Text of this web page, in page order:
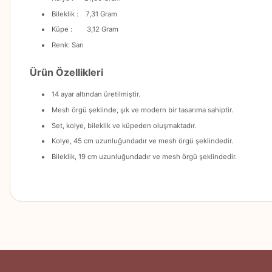
Bileklik : 7,31 Gram
Küpe : 3,12 Gram
Renk: Sarı
Ürün Özellikleri
14 ayar altından üretilmiştir.
Mesh örgü şeklinde, şık ve modern bir tasarıma sahiptir.
Set, kolye, bileklik ve küpeden oluşmaktadır.
Kolye, 45 cm uzunluğundadır ve mesh örgü şeklindedir.
Bileklik, 19 cm uzunluğundadır ve mesh örgü şeklindedir.